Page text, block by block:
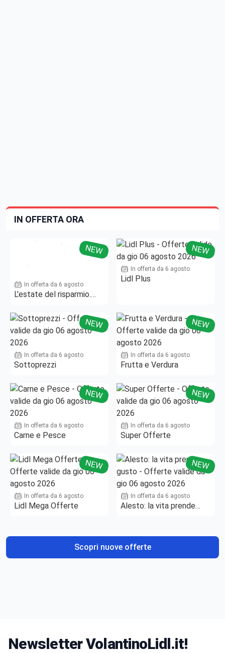
IN OFFERTA ORA
NEW
In offerta da 6 agosto
L'estate del risparmio.
NEW
In offerta da 6 agosto
Lidl Plus
NEW
In offerta da 6 agosto
Sottoprezzi
NEW
In offerta da 6 agosto
Frutta e Verdura
NEW
In offerta da 6 agosto
Carne e Pesce
NEW
In offerta da 6 agosto
Super Offerte
NEW
In offerta da 6 agosto
Lidl Mega Offerte
NEW
In offerta da 6 agosto
Alesto: la vita prende
Scopri nuove offerte
Newsletter VolantinoLidl.it!